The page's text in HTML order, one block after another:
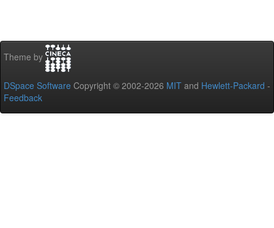
Theme by
DSpace Software Copyright © 2002-2026 MIT and Hewlett-Packard -
Feedback